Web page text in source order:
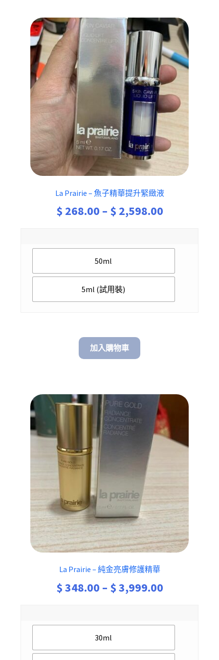
La Prairie – 魚子精華提升緊緻液
$ 268.00 – $ 2,598.00Price
$ 268.00
50ml
5ml (試用裝)
加入購物車
La Prairie – 純金亮膚修護精華
$348.00 – $3,999.00Price
$ 348.00
30ml